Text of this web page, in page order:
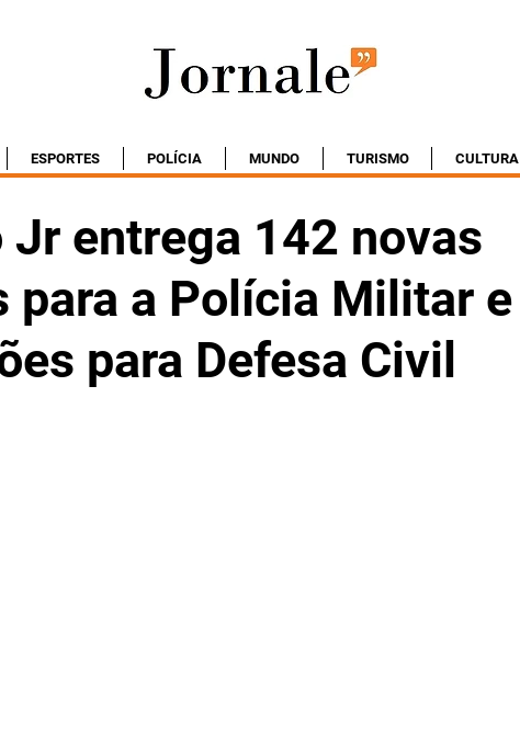
ESPORTES POLÍCIA MUNDO TURISMO CULTURA
Jr entrega 142 novas
para a Polícia Militar e
para Defesa Civil